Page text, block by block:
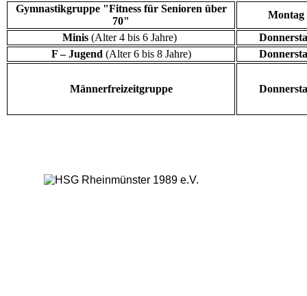
Gymnastikgruppe "Fitness für Senioren über
70"
Montag
Minis (Alter 4 bis 6 Jahre)
F – Jugend (Alter 6 bis 8 Jahre)
Männerfreizeitgruppe